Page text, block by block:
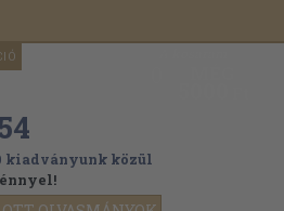
kiadványunk közül